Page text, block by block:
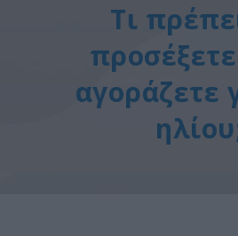
Τι
αγοράζετε